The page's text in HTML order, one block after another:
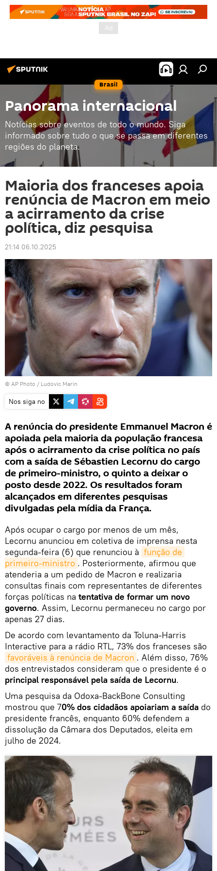
Brasil
Panorama internacional
Notícias sobre eventos de todo o mundo. Siga
informado sobre tudo o que se passa em diferentes
regiões do planeta.
Maioria dos franceses apoia
renúncia de Macron em meio
a acirramento da crise
política, diz pesquisa
21:14 06.10.2025
© AP Photo / Ludovic Marin
Nos siga no
A renúncia do presidente Emmanuel Macron é
apoiada pela maioria da população francesa
após o acirramento da crise política no país
com a saída de Sébastien Lecornu do cargo
de primeiro-ministro, o quinto a deixar o
posto desde 2022. Os resultados foram
alcançados em diferentes pesquisas
divulgadas pela mídia da França.
Após ocupar o cargo por menos de um mês,
Lecornu anunciou em coletiva de imprensa nesta
segunda-feira (6) que renunciou à função de
primeiro-ministro . Posteriormente, afirmou que
atenderia a um pedido de Macron e realizaria
consultas finais com representantes de diferentes
forças políticas na tentativa de formar um novo
governo. Assim, Lecornu permaneceu no cargo por
apenas 27 dias.
De acordo com levantamento da Toluna-Harris
Interactive para a rádio RTL, 73% dos franceses são
favoráveis à renúncia de Macron . Além disso, 76%
dos entrevistados consideram que o presidente é o
principal responsável pela saída de Lecornu.
Uma pesquisa da Odoxa-BackBone Consulting
mostrou que 70% dos cidadãos apoiariam a saída do
presidente francês, enquanto 60% defendem a
dissolução da Câmara dos Deputados, eleita em
julho de 2024.